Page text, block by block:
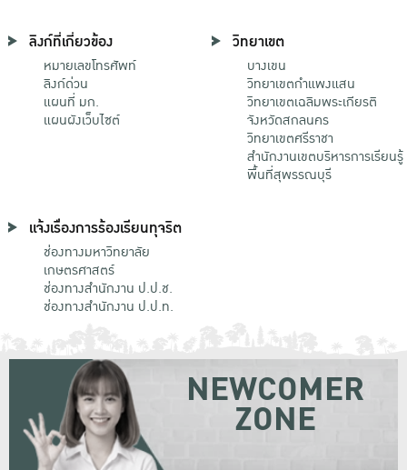
ลิงก์ที่เกี่ยวข้อง
หมายเลขโทรศัพท์
ลิงก์ด่วน
แผนที่ มก.
แผนผังเว็บไซต์
วิทยาเขต
บางเขน
วิทยาเขตกําแพงแสน
วิทยาเขตเฉลิมพระเกียรติ
จังหวัดสกลนคร
วิทยาเขตศรีราชา
สำนักงานเขตบริหารการเรียนรู้
พื้นที่สุพรรณบุรี
แจ้งเรื่องการร้องเรียนทุจริต
ช่องทางมหาวิทยาลัย
เกษตรศาสตร์
ช่องทางสำนักงาน ป.ป.ช.
ช่องทางสำนักงาน ป.ป.ท.
NEWCOMER
ZONE